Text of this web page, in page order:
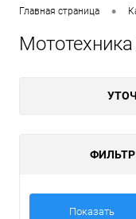
Главная страница •
Показать